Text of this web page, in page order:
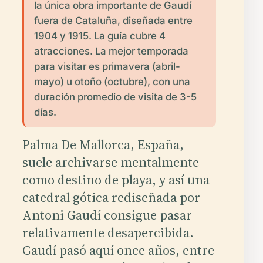
la única obra importante de Gaudí
fuera de Cataluña, diseñada entre
1904 y 1915. La guía cubre 4
atracciones. La mejor temporada
para visitar es primavera (abril-
mayo) u otoño (octubre), con una
duración promedio de visita de 3-5
días.
Palma De Mallorca, España,
suele archivarse mentalmente
como destino de playa, y así una
catedral gótica rediseñada por
Antoni Gaudí consigue pasar
relativamente desapercibida.
Gaudí pasó aquí once años, entre